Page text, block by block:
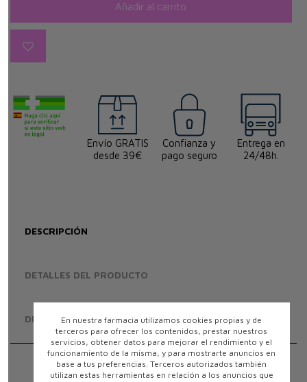
Añadir al carrito
Envío GRATIS
desde 39€
Confianza y
pago seguro
Entrega en
24/48h.
DESCRIPCIÓN
DETALLES DEL PRODUCTO
DEVOLUCIONES
Qué es Aero red y para qué se utiliza
En nuestra farmacia utilizamos cookies propias y de
terceros para ofrecer los contenidos, prestar nuestros
servicios, obtener datos para mejorar el rendimiento y el
funcionamiento de la misma, y para mostrarte anuncios en
base a tus preferencias. Terceros autorizados también
utilizan estas herramientas en relación a los anuncios que